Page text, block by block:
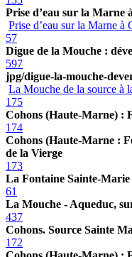
Prise d’eau sur la Marne
Prise d’eau sur la Marne à
57
Digue de la Mouche :
597
jpg/digue-la-mouche-
La Mouche de la source à
175
Cohons (Haute-Marne) :
174
Cohons (Haute-Marne :
de la Vierge
173
La Fontaine Sainte-
61
La Mouche - Aqueduc,
437
Cohons. Source Sainte
172